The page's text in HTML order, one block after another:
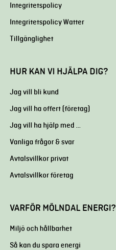
Integritetspolicy
Integritetspolicy Watter
Tillgänglighet
HUR KAN VI HJÄLPA DIG?
Jag vill bli kund
Jag vill ha offert (företag)
Jag vill ha hjälp med …
Vanliga frågor & svar
Avtalsvillkor privat
Avtalsvillkor företag
VARFÖR MÖLNDAL ENERGI?
Miljö och hållbarhet
Så kan du spara energi